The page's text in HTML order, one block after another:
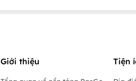
Giới thiệu Tiện